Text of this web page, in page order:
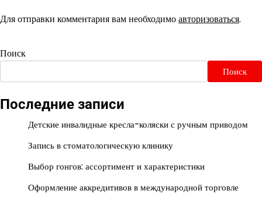
Для отправки комментария вам необходимоавторизоваться.
Поиск
Поиск
Последние записи
Детские инвалидные кресла-коляски с ручным приводом
Запись в стоматологическую клинику
Выбор гонгов: ассортимент и характеристики
Оформление аккредитивов в международной торговле